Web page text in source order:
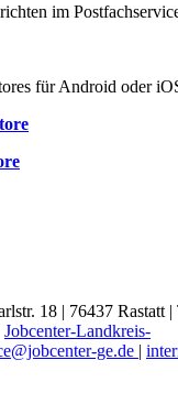
im
für Android oder
18 | 76437 Rastatt |
Jobcenter-Landkreis-
ge.de |